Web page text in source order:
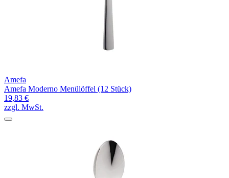
Amefa
Amefa Moderno Menülöffel (12 Stück)
19,83 €
zzgl. MwSt.